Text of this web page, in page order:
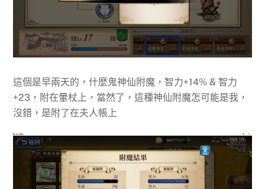
這個是早兩天的，什麼鬼神仙附魔，智力+14% & 智力
+23，附在暈杖上，當然了，這種神仙附魔怎可能是我，
沒錯，是附了在夫人帳上